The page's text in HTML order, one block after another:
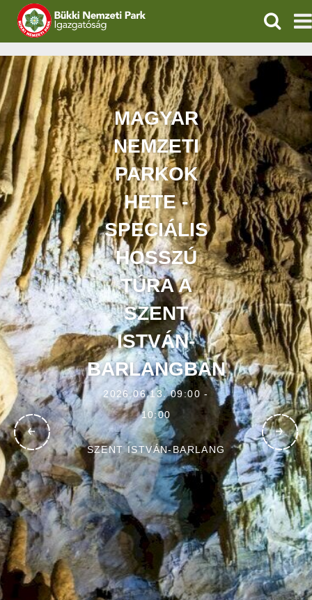
IGAZGATÓSÁG
TERMÉSZETVÉDELEM
VÍZVÉDELEM
ÖKOTURIZMUS
OKTATÁS
GEOPARKOK
KAPCSOLAT
MAGYAR
NEMZETI
PARKOK
HETE -
SPECIÁLIS
HOSSZÚ
TÚRA A
SZENT
ISTVÁN-
BARLANGBAN
2026.06.13. 09:00 -
10:00
SZENT ISTVÁN-BARLANG